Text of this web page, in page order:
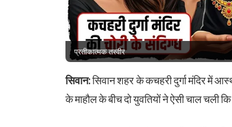
प्रतीकात्मक तस्वीर
सिवान:सिवान शहर के कचहरी दुर्गा मंदिर में
के माहौल के बीच दो युवतियों ने ऐसी चाल चली